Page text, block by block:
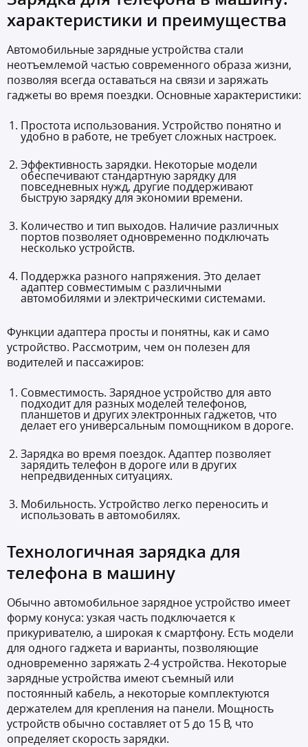
характеристики и преимущества
Автомобильные зарядные устройства стали
неотъемлемой частью современного образа жизни,
позволяя всегда оставаться на связи и заряжать
гаджеты во время поездки. Основные характеристики:
Простота использования. Устройство понятно и
удобно в работе, не требует сложных настроек.
Эффективность зарядки. Некоторые модели
обеспечивают стандартную зарядку для
повседневных нужд, другие поддерживают
быструю зарядку для экономии времени.
Количество и тип выходов. Наличие различных
портов позволяет одновременно подключать
несколько устройств.
Поддержка разного напряжения. Это делает
адаптер совместимым с различными
автомобилями и электрическими системами.
Функции адаптера просты и понятны, как и само
устройство. Рассмотрим, чем он полезен для
водителей и пассажиров:
Совместимость. Зарядное устройство для авто
подходит для разных моделей телефонов,
планшетов и других электронных гаджетов, что
делает его универсальным помощником в дороге.
Зарядка во время поездок. Адаптер позволяет
зарядить телефон в дороге или в других
непредвиденных ситуациях.
Мобильность. Устройство легко переносить и
использовать в автомобилях.
Технологичная зарядка для
телефона в машину
Обычно автомобильное зарядное устройство имеет
форму конуса: узкая часть подключается к
прикуривателю, а широкая к смартфону. Есть модели
для одного гаджета и варианты, позволяющие
одновременно заряжать 2-4 устройства. Некоторые
зарядные устройства имеют съемный или
постоянный кабель, а некоторые комплектуются
держателем для крепления на панели. Мощность
устройств обычно составляет от 5 до 15 В, что
определяет скорость зарядки.